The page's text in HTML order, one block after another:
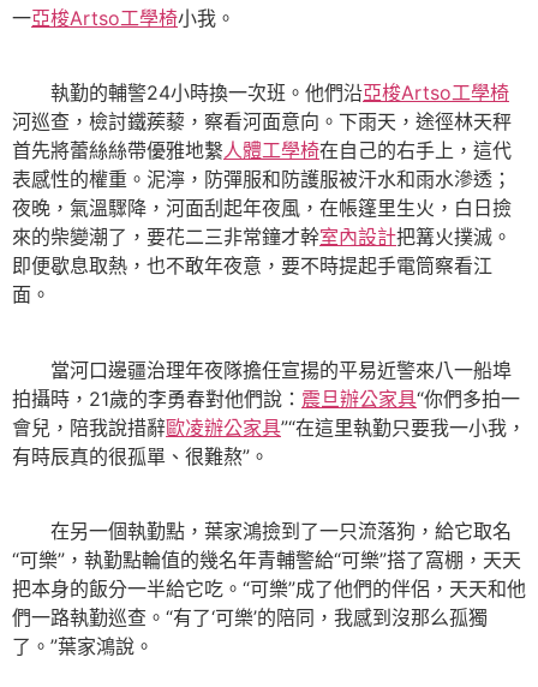
一亞梭Artso工學椅小我。
執勤的輔警24小時換一次班。他們沿亞梭Artso工學椅
河巡查，檢討鐵蒺藜，察看河面意向。下雨天，途徑林天秤
首先將蕾絲絲帶優雅地繫人體工學椅在自己的右手上，這代
表感性的權重。泥濘，防彈服和防護服被汗水和雨水滲透；
夜晚，氣溫驟降，河面刮起年夜風，在帳篷里生火，白日撿
來的柴變潮了，要花二三非常鐘才幹室內設計把篝火撲滅。
即便歇息取熱，也不敢年夜意，要不時提起手電筒察看江
面。
當河口邊疆治理年夜隊擔任宣揚的平易近警來八一船埠
拍攝時，21歲的李勇春對他們說： 震旦辦公家具“你們多拍一
會兒，陪我說措辭歐凌辦公家具”“在這里執勤只要我一小我，
有時辰真的很孤單、很難熬”。
在另一個執勤點，葉家鴻撿到了一只流落狗，給它取名
“可樂”，執勤點輪值的幾名年青輔警給“可樂”搭了窩棚，天天
把本身的飯分一半給它吃。“可樂”成了他們的伴侶，天天和他
們一路執勤巡查。“有了‘可樂’的陪同，我感到沒那么孤獨
了。”葉家鴻說。